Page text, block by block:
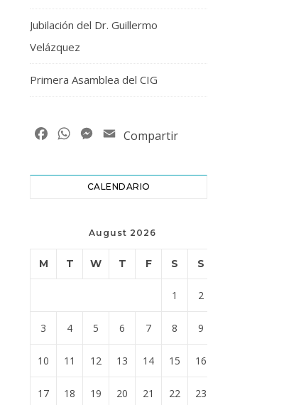
Jubilación del Dr. Guillermo
Velázquez
Primera Asamblea del CIG
FacebookWhatsAppMessenger
Email
Compartir
CALENDARIO
August 2026
M T W T F S S
1 2
3 4 5 6 7 8 9
10 11 12 13 14 15 16
17 18 19 20 21 22 23